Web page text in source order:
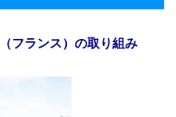
フランス）の取り組み